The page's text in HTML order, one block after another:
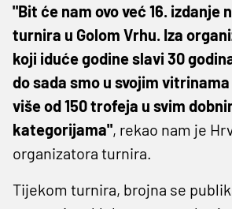
"Bit će nam ovo već 16. izdanje
turnira u Golom Vrhu. Iza
koji iduće godine slavi 30
do sada smo u svojim
više od 150 trofeja u svim
kategorijama", rekao nam je
organizatora turnira.
Tijekom turnira, brojna se